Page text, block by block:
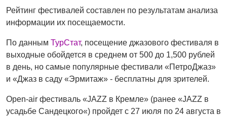
Рейтинг фестивалей составлен по результатам анализа
информации их посещаемости.
По данным ТурСтат, посещение джазового фестиваля в
выходные обойдется в среднем от 500 до 1,500 рублей
в день, но самые популярные фестивали «ПетроДжаз»
и «Джаз в саду «Эрмитаж» - бесплатны для зрителей.
Open-air фестиваль «JAZZ в Кремле» (ранее «JAZZ в
усадьбе Сандецкого«) пройдет с 27 июля по 24 августа в